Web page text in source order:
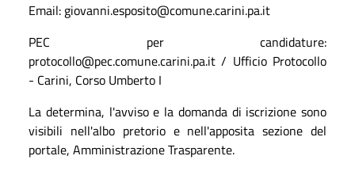
Email: giovanni.esposito@comune.carini.pa.it
PEC per candidature:
protocollo@pec.comune.carini.pa.it / Ufficio Protocollo
- Carini, Corso Umberto I
La determina, l'avviso e la domanda di iscrizione sono
visibili nell'albo pretorio e nell'apposita sezione del
portale, Amministrazione Trasparente.